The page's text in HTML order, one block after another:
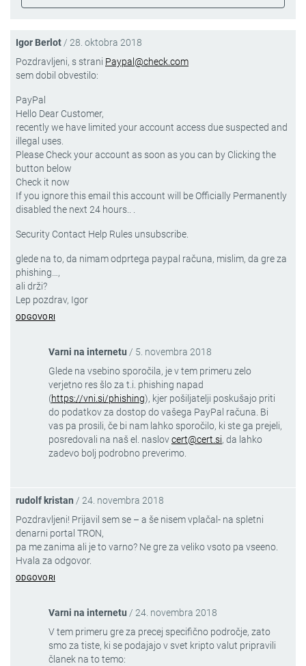
Igor Berlot/ 28. oktobra 2018
Pozdravljeni, s strani Paypal@check.com
sem dobil obvestilo:
PayPal
Hello Dear Customer,
recently we have limited your account access due suspected and
illegal uses.
Please Check your account as soon as you can by Clicking the
button below
Check it now
If you ignore this email this account will be Officially Permanently
disabled the next 24 hours.. .
Security Contact Help Rules unsubscribe.
glede na to, da nimam odprtega paypal računa, mislim, da gre za
phishing…,
ali drži?
Lep pozdrav, Igor
ODGOVORI
Varni na internetu / 5. novembra 2018
Glede na vsebino sporočila, je v tem primeru zelo
verjetno res šlo za t.i. phishing napad
(https://vni.si/phishing), kjer pošiljatelji poskušajo priti
do podatkov za dostop do vašega PayPal računa. Bi
vas pa prosili, če bi nam lahko sporočilo, ki ste ga prejeli,
posredovali na naš el. naslovcert@cert.si, da lahko
zadevo bolj podrobno preverimo.
rudolf kristan / 24. novembra 2018
Pozdravljeni! Prijavil sem se – a še nisem vplačal- na spletni
denarni portal TRON,
pa me zanima ali je to varno? Ne gre za veliko vsoto pa vseeno.
Hvala za odgovor.
ODGOVORI
Varni na internetu / 24. novembra 2018
V tem primeru gre za precej specifično področje, zato
smo za tiste, ki se podajajo v svet kripto valut pripravili
članek na to temo: